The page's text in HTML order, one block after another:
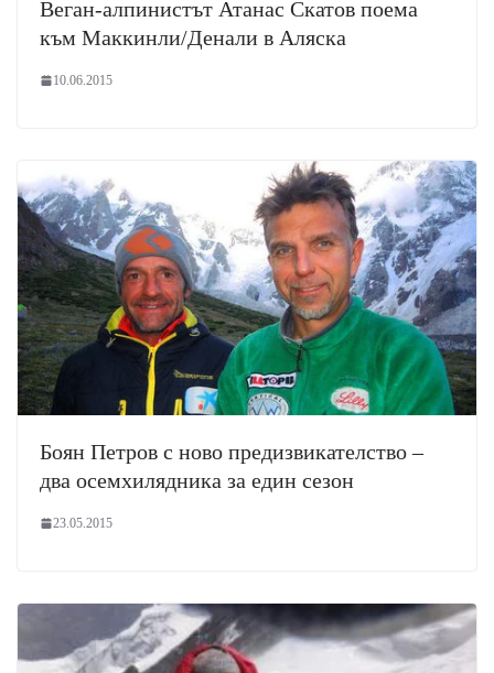
Веган-алпинистът Атанас Скатов поема
към Маккинли/Денали в Аляска
10.06.2015
Боян Петров с ново предизвикателство –
два осемхилядника за един сезон
23.05.2015